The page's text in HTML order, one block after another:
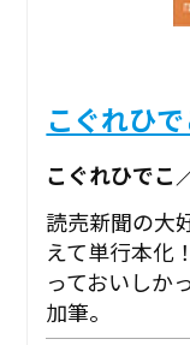
こぐれひ
こぐれひでこ
読売新聞の大
えて単行本化
っておいしか
加筆。